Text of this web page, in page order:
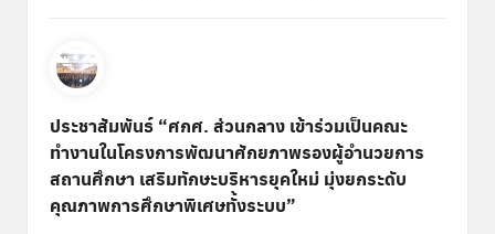
ประชาสัมพันธ์ “ศกศ. ส่วนกลาง เข้าร่วมเป็นคณะ
ทำงานในโครงการพัฒนาศักยภาพรองผู้อำนวยการ
สถานศึกษา เสริมทักษะบริหารยุคใหม่ มุ่งยกระดับ
คุณภาพการศึกษาพิเศษทั้งระบบ”